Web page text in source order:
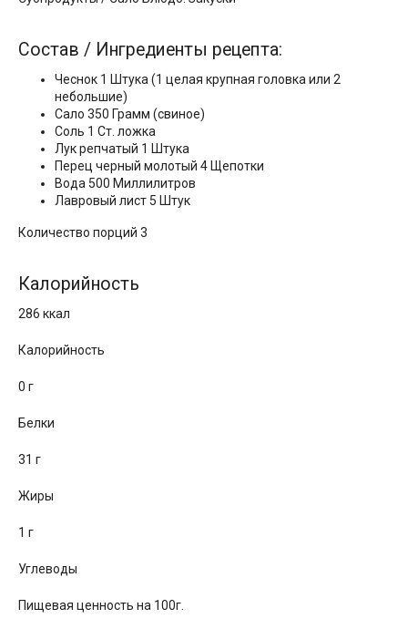
Состав / Ингредиенты рецепта:
Чеснок 1 Штука (1 целая крупная головка или 2
небольшие)
Сало 350 Грамм (свиное)
Соль 1 Ст. ложка
Лук репчатый 1 Штука
Перец черный молотый 4 Щепотки
Вода 500 Миллилитров
Лавровый лист 5 Штук
Количество порций 3
Калорийность
286 ккал
Калорийность
0 г
Белки
31 г
Жиры
1 г
Углеводы
Пищевая ценность на 100г.